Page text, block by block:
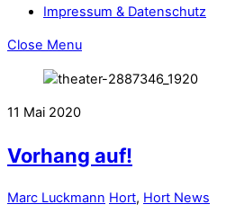
Impressum & Datenschutz
Close Menu
11 Mai 2020
Vorhang auf!
Marc Luckmann Hort, Hort News